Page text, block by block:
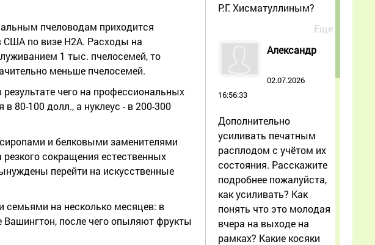
пчеловодам приходится
США по визе Н2А. Расходы на
1 тыс. пчелосемей, то
меньше пчелосемей.
чего на профессиональных
80-100 долл., а нуклеус - в 200-300
и белковыми заменителями
сокращения естественных
перейти на искусственные
на несколько месяцев: в
после чего опыляют фрукты
Р.Г. Хисматуллиным?
Еще
Александр
02.07.2026
16:56:33
Дополнительно
усиливать печатным
расплодом с учётом их
состояния. Расскажите
подробнее пожалуйста,
как усиливать? Как
понять что это молодая
вчера на выходе на
рамках? Какие косяки